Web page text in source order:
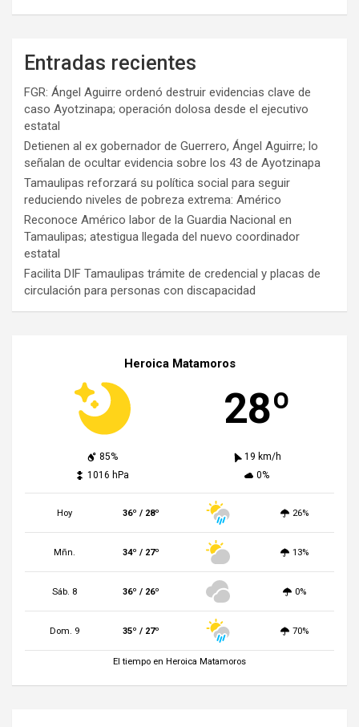
Entradas recientes
FGR: Ángel Aguirre ordenó destruir evidencias clave de
caso Ayotzinapa; operación dolosa desde el ejecutivo
estatal
Detienen al ex gobernador de Guerrero, Ángel Aguirre; lo
señalan de ocultar evidencia sobre los 43 de Ayotzinapa
Tamaulipas reforzará su política social para seguir
reduciendo niveles de pobreza extrema: Américo
Reconoce Américo labor de la Guardia Nacional en
Tamaulipas; atestigua llegada del nuevo coordinador
estatal
Facilita DIF Tamaulipas trámite de credencial y placas de
circulación para personas con discapacidad
Heroica Matamoros
28º
85%
19 km/h
1016 hPa
0%
Hoy 36º / 28º 26%
Mñn. 34º / 27º 13%
Sáb. 8 36º / 26º 0%
Dom. 9 35º / 27º 70%
El tiempo en Heroica Matamoros